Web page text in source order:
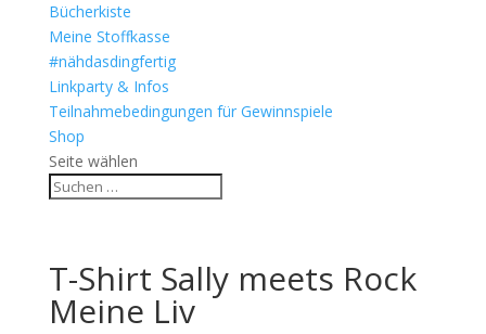
Bücherkiste
Meine Stoffkasse
#nähdasdingfertig
Linkparty & Infos
Teilnahmebedingungen für Gewinnspiele
Shop
Seite wählen
T-Shirt Sally meets Rock
Meine Liv